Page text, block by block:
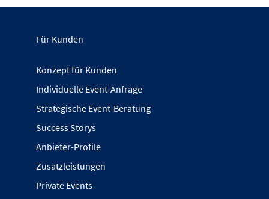
Für Kunden
Konzept für Kunden
Individuelle Event-Anfrage
Strategische Event-Beratung
Success Storys
Anbieter-Profile
Zusatzleistungen
Private Events